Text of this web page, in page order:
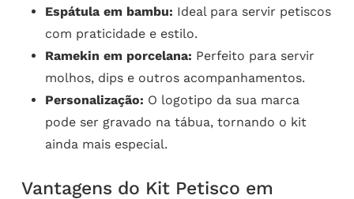
Espátula em bambu: Ideal para servir petiscos
com praticidade e estilo.
Ramekin em porcelana: Perfeito para servir
molhos, dips e outros acompanhamentos.
Personalização: O logotipo da sua marca
pode ser gravado na tábua, tornando o kit
ainda mais especial.
Vantagens do Kit Petisco em